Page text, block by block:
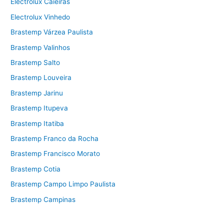
Electrolux Caieiras
Electrolux Vinhedo
Brastemp Várzea Paulista
Brastemp Valinhos
Brastemp Salto
Brastemp Louveira
Brastemp Jarinu
Brastemp Itupeva
Brastemp Itatiba
Brastemp Franco da Rocha
Brastemp Francisco Morato
Brastemp Cotia
Brastemp Campo Limpo Paulista
Brastemp Campinas